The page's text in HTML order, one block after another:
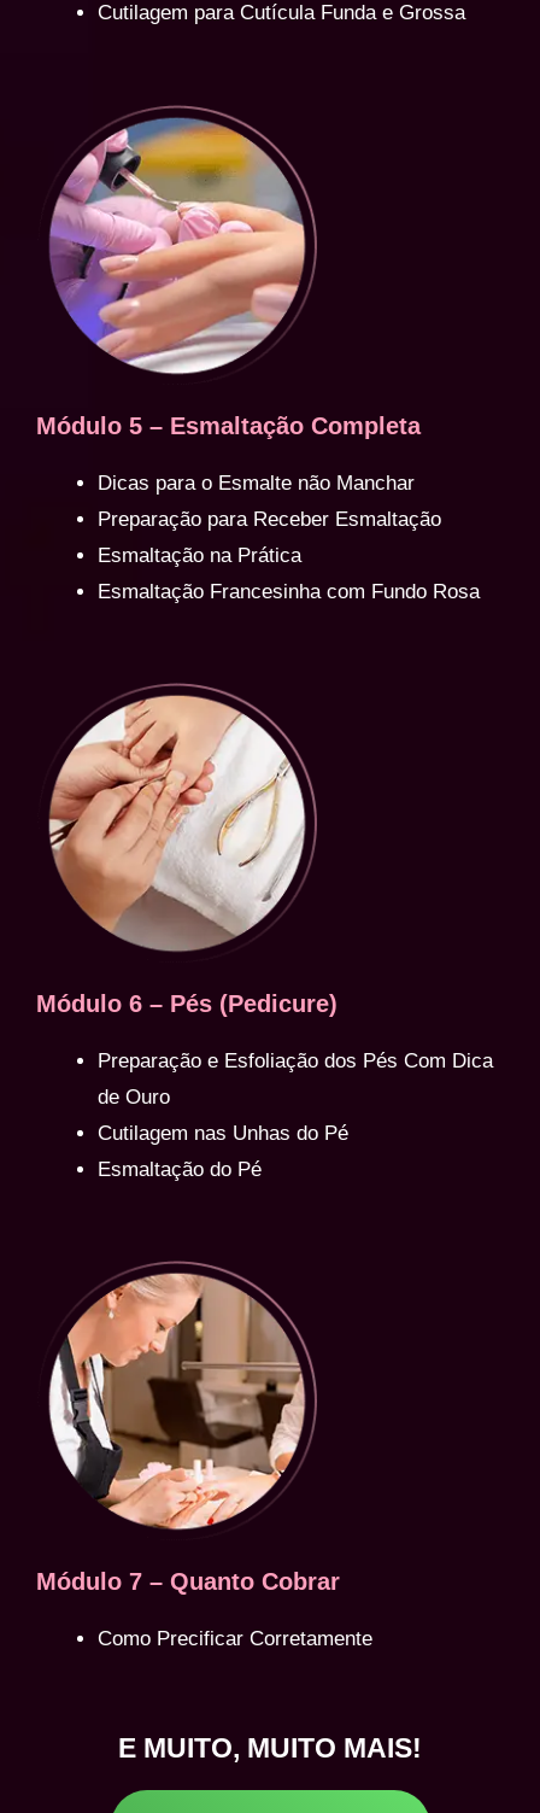
Cutilagem para Cutícula Funda e Grossa
Módulo 5 – Esmaltação Completa
Dicas para o Esmalte não Manchar
Preparação para Receber Esmaltação
Esmaltação na Prática
Esmaltação Francesinha com Fundo Rosa
Módulo 6 – Pés (Pedicure)
Preparação e Esfoliação dos Pés Com Dica
de Ouro
Cutilagem nas Unhas do Pé
Esmaltação do Pé
Módulo 7 – Quanto Cobrar
Como Precificar Corretamente
E MUITO, MUITO MAIS!